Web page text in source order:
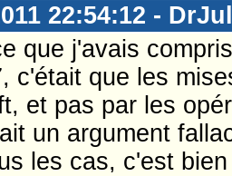
22:54:12 -
que j'avais
c'était que les
et pas par les
un argument
les cas, c'est